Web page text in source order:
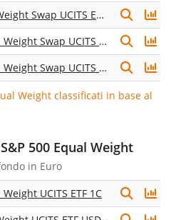
Invesco S&P 500 Equal Weight Swap UCITS ETF Acc
Xtrackers S&P 500 Equal Weight Swap UCITS ETF 1C
Xtrackers S&P 500 Equal Weight Swap UCITS ETF 1D
Weight classificati in base al
500 Equal Weight
in Euro
UCITS ETF 1C